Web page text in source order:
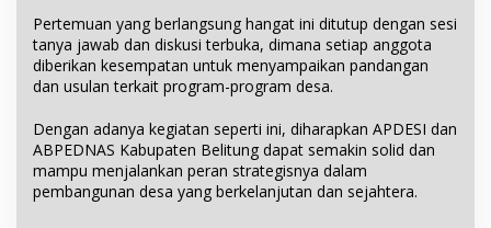
Pertemuan yang berlangsung hangat ini ditutup dengan sesi
tanya jawab dan diskusi terbuka, dimana setiap anggota
diberikan kesempatan untuk menyampaikan pandangan
dan usulan terkait program-program desa.
Dengan adanya kegiatan seperti ini, diharapkan APDESI dan
ABPEDNAS Kabupaten Belitung dapat semakin solid dan
mampu menjalankan peran strategisnya dalam
pembangunan desa yang berkelanjutan dan sejahtera.